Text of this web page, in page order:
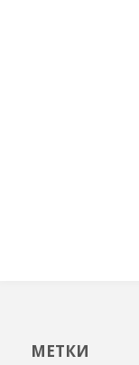
МЕТКИ